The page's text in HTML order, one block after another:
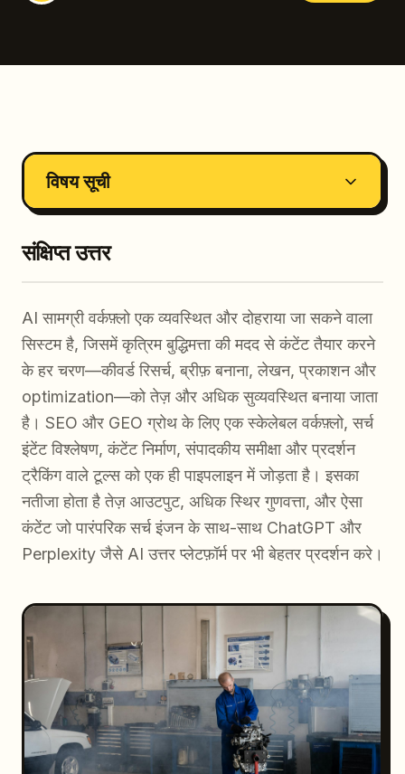
विषय सूची
संक्षिप्त उत्तर
AI सामग्री वर्कफ़्लो एक व्यवस्थित और दोहराया जा सकने वाला
सिस्टम है, जिसमें कृत्रिम बुद्धिमत्ता की मदद से कंटेंट तैयार करने
के हर चरण—कीवर्ड रिसर्च, ब्रीफ़ बनाना, लेखन, प्रकाशन और
optimization—को तेज़ और अधिक सुव्यवस्थित बनाया जाता
है। SEO और GEO ग्रोथ के लिए एक स्केलेबल वर्कफ़्लो, सर्च
इंटेंट विश्लेषण, कंटेंट निर्माण, संपादकीय समीक्षा और प्रदर्शन
ट्रैकिंग वाले टूल्स को एक ही पाइपलाइन में जोड़ता है। इसका
नतीजा होता है तेज़ आउटपुट, अधिक स्थिर गुणवत्ता, और ऐसा
कंटेंट जो पारंपरिक सर्च इंजन के साथ-साथ ChatGPT और
Perplexity जैसे AI उत्तर प्लेटफ़ॉर्म पर भी बेहतर प्रदर्शन करे।